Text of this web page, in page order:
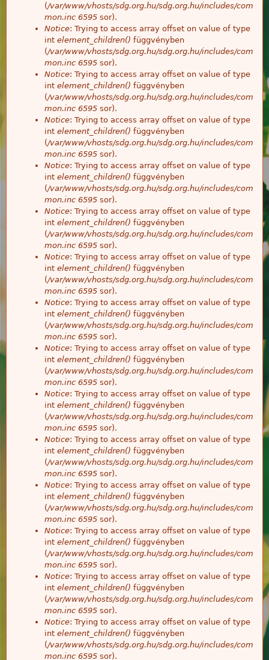
(/var/www/vhosts/sdg.org.hu/sdg.org.hu/includes/com
mon.inc 6595 sor).
Notice: Trying to access array offset on value of type
int element_children() függvényben
(/var/www/vhosts/sdg.org.hu/sdg.org.hu/includes/com
mon.inc 6595 sor).
Notice: Trying to access array offset on value of type
int element_children() függvényben
(/var/www/vhosts/sdg.org.hu/sdg.org.hu/includes/com
mon.inc 6595 sor).
Notice: Trying to access array offset on value of type
int element_children() függvényben
(/var/www/vhosts/sdg.org.hu/sdg.org.hu/includes/com
mon.inc 6595 sor).
Notice: Trying to access array offset on value of type
int element_children() függvényben
(/var/www/vhosts/sdg.org.hu/sdg.org.hu/includes/com
mon.inc 6595 sor).
Notice: Trying to access array offset on value of type
int element_children() függvényben
(/var/www/vhosts/sdg.org.hu/sdg.org.hu/includes/com
mon.inc 6595 sor).
Notice: Trying to access array offset on value of type
int element_children() függvényben
(/var/www/vhosts/sdg.org.hu/sdg.org.hu/includes/com
mon.inc 6595 sor).
Notice: Trying to access array offset on value of type
int element_children() függvényben
(/var/www/vhosts/sdg.org.hu/sdg.org.hu/includes/com
mon.inc 6595 sor).
Notice: Trying to access array offset on value of type
int element_children() függvényben
(/var/www/vhosts/sdg.org.hu/sdg.org.hu/includes/com
mon.inc 6595 sor).
Notice: Trying to access array offset on value of type
int element_children() függvényben
(/var/www/vhosts/sdg.org.hu/sdg.org.hu/includes/com
mon.inc 6595 sor).
Notice: Trying to access array offset on value of type
int element_children() függvényben
(/var/www/vhosts/sdg.org.hu/sdg.org.hu/includes/com
mon.inc 6595 sor).
Notice: Trying to access array offset on value of type
int element_children() függvényben
(/var/www/vhosts/sdg.org.hu/sdg.org.hu/includes/com
mon.inc 6595 sor).
Notice: Trying to access array offset on value of type
int element_children() függvényben
(/var/www/vhosts/sdg.org.hu/sdg.org.hu/includes/com
mon.inc 6595 sor).
Notice: Trying to access array offset on value of type
int element_children() függvényben
(/var/www/vhosts/sdg.org.hu/sdg.org.hu/includes/com
mon.inc 6595 sor).
Notice: Trying to access array offset on value of type
int element_children() függvényben
(/var/www/vhosts/sdg.org.hu/sdg.org.hu/includes/com
mon.inc 6595 sor).